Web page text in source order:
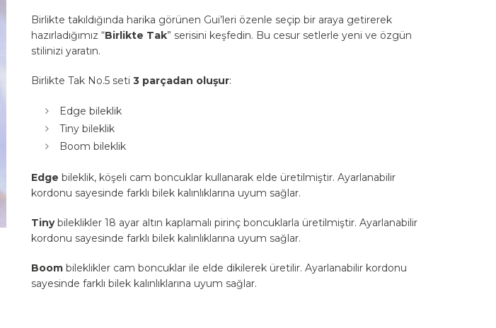
Birlikte takıldığında harika görünen Gui’leri özenle seçip bir araya getirerek
hazırladığımız “Birlikte Tak” serisini keşfedin. Bu cesur setlerle yeni ve özgün
stilinizi yaratın.
Birlikte Tak No.5 seti 3 parçadan oluşur:
Edge bileklik
Tiny bileklik
Boom bileklik
Edge bileklik, köşeli cam boncuklar kullanarak elde üretilmiştir. Ayarlanabilir
kordonu sayesinde farklı bilek kalınlıklarına uyum sağlar.
Tinybileklikler 18 ayar altın kaplamalı pirinç boncuklarla üretilmiştir. Ayarlanabilir
kordonu sayesinde farklı bilek kalınlıklarına uyum sağlar.
Boom bileklikler cam boncuklar ile elde dikilerek üretilir. Ayarlanabilir kordonu
sayesinde farklı bilek kalınlıklarına uyum sağlar.